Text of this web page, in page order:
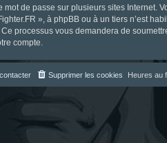
de passe sur plusieurs sites Internet.
», à phpBB ou à un tiers n’est
processus vous demandera de
compte.
Heures au
Supprimer les cookies